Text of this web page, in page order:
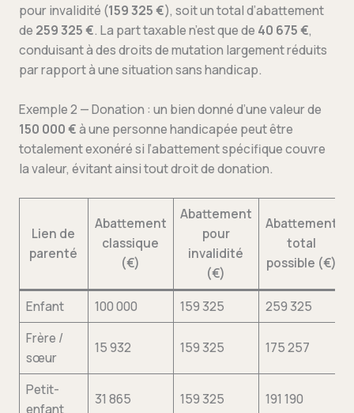
pour invalidité (159 325 €), soit un total d’abattement
de 259 325 €. La part taxable n’est que de 40 675 €,
conduisant à des droits de mutation largement réduits
par rapport à une situation sans handicap.
Exemple 2 — Donation : un bien donné d’une valeur de
150 000 €à une personne handicapée peut être
totalement exonéré si l’abattement spécifique couvre
la valeur, évitant ainsi tout droit de donation.
Lien de
parenté
Abattement
classique
(€)
Abattement
pour
invalidité
(€)
Abattement
total
possible (€)
Enfant 100 000 159 325
259 325
Frère /
sœur
15 932 159 325 175 257
Petit-
enfant
31 865 159 325 191 190